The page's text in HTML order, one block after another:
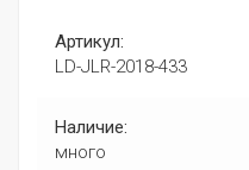
Артикул:
LD-JLR-2018-433
Наличие:
много